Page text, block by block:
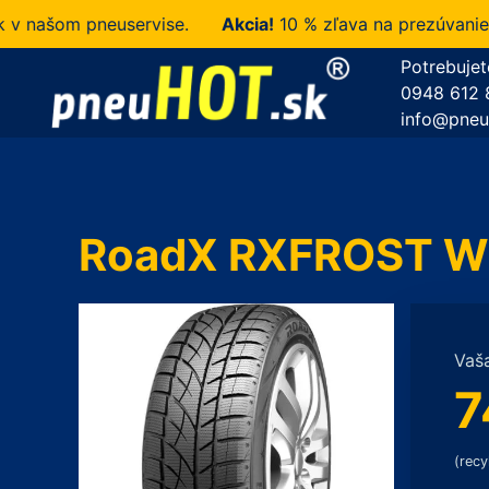
pneuservise. Akcia!10 % zľava na prezúvanie u
0948 612
RoadX RXFROST